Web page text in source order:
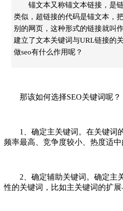
锚文本又称锚文本链接，是
类似，超链接的代码是锚文本，
别的网页，这种形式的链接就叫
建立了文本关键词与URL链接的
做seo有什么作用呢？
那该如何选择SEO关键词呢？
1、确定主关键词。在关键词
频率最高、竞争度较小、热度适
2、确定辅助关键词。确定主
性的关键词，比如主关键词的扩